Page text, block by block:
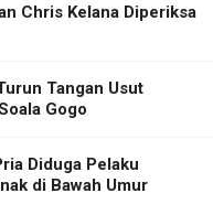
Chris Kelana Diperiksa
Tangan Usut
Gogo
Diduga Pelaku
di Bawah Umur